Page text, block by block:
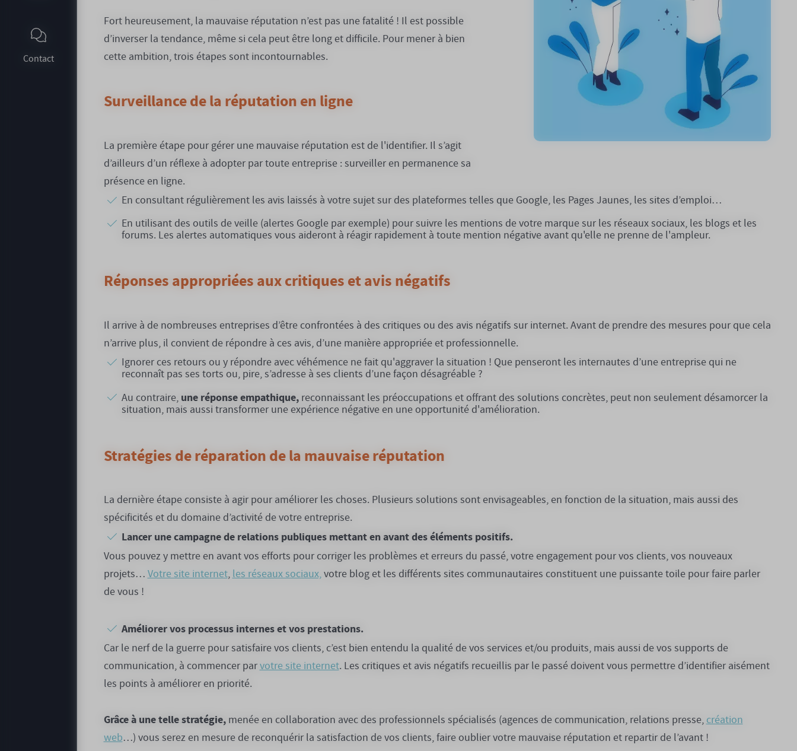
Contact
Fort heureusement, la mauvaise réputation n’est pas une fatalité ! Il est possible
d’inverser la tendance, même si cela peut être long et difficile. Pour mener à bien
cette ambition, trois étapes sont incontournables.
Surveillance de la réputation en ligne
La première étape pour gérer une mauvaise réputation est de l'identifier. Il s’agit
d’ailleurs d’un réflexe à adopter par toute entreprise : surveiller en permanence sa
présence en ligne.
En consultant régulièrement les avis laissés à votre sujet sur des plateformes telles que Google, les Pages Jaunes, les sites d’emploi…
En utilisant des outils de veille (alertes Google par exemple) pour suivre les mentions de votre marque sur les réseaux sociaux, les blogs et les
forums. Les alertes automatiques vous aideront à réagir rapidement à toute mention négative avant qu'elle ne prenne de l'ampleur.
Réponses appropriées aux critiques et avis négatifs
Il arrive à de nombreuses entreprises d’être confrontées à des critiques ou des avis négatifs sur internet. Avant de prendre des mesures pour que cela
n’arrive plus, il convient de répondre à ces avis, d’une manière appropriée et professionnelle.
Ignorer ces retours ou y répondre avec véhémence ne fait qu'aggraver la situation ! Que penseront les internautes d’une entreprise qui ne
reconnaît pas ses torts ou, pire, s’adresse à ses clients d’une façon désagréable ?
Au contraire, une réponse empathique,reconnaissant les préoccupations et offrant des solutions concrètes, peut non seulement désamorcer la
situation, mais aussi transformer une expérience négative en une opportunité d'amélioration.
Stratégies de réparation de la mauvaise réputation
La dernière étape consiste à agir pour améliorer les choses. Plusieurs solutions sont envisageables, en fonction de la situation, mais aussi des
spécificités et du domaine d’activité de votre entreprise.
Lancer une campagne de relations publiques mettant en avant des éléments positifs.
Vous pouvez y mettre en avant vos efforts pour corriger les problèmes et erreurs du passé, votre engagement pour vos clients, vos nouveaux
projets… Votre site internet, les réseaux sociaux,votre blog et les différents sites communautaires constituent une puissante toile pour faire parler
de vous !
Améliorer vos processus internes et vos prestations.
Car le nerf de la guerre pour satisfaire vos clients, c’est bien entendu la qualité de vos services et/ou produits, mais aussi de vos supports de
communication, à commencer parvotre site internet. Les critiques et avis négatifs recueillis par le passé doivent vous permettre d’identifier aisément
les points à améliorer en priorité.
Grâce à une telle stratégie,menée en collaboration avec des professionnels spécialisés (agences de communication, relations presse, création
web…) vous serez en mesure de reconquérir la satisfaction de vos clients, faire oublier votre mauvaise réputation et repartir de l’avant !